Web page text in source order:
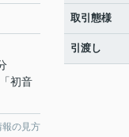
初音
報の見方
取引態様
引渡し